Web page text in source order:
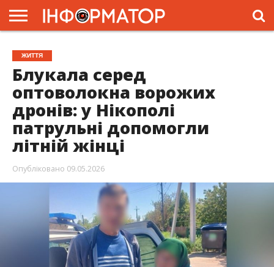
ГОЛОВНА
ЖИТТЯ
ВЛАДА
ГРОШІ
ТРЕШ
ПРЕС-
РЕЛІЗИ
РЕКЛАМА
ПРОЕКТИ
ЖИТТЯ
Блукала серед
оптоволокна ворожих
дронів: у Нікополі
патрульні допомогли
літній жінці
Опубліковано 09.05.2026